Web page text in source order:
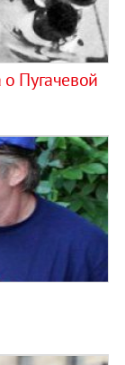
Пугачевой